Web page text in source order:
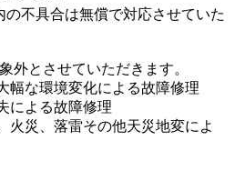
の不具合は無償で対応させていた
外とさせていただきます。
幅な環境変化による故障修理
による故障修理
火災、落雷その他天災地変によ